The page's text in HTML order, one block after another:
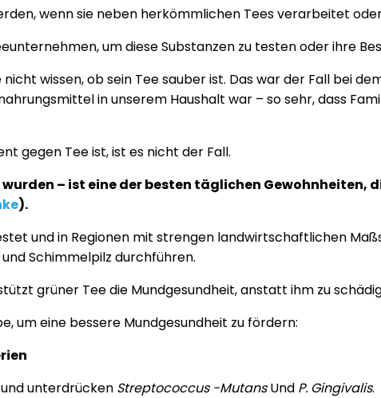
wenn sie neben herkömmlichen Tees verarbeitet
um diese Substanzen zu testen oder ihre
wissen, ob sein Tee sauber ist. Das war der Fall bei
in unserem Haushalt war – so sehr, dass
gegen Tee ist, ist es nicht der Fall.
– ist eine der besten täglichen Gewohnheiten,
).
und in Regionen mit strengen landwirtschaftlichen
Schimmelpilz durchführen.
grüner Tee die Mundgesundheit, anstatt ihm zu
um eine bessere Mundgesundheit zu fördern:
unterdrücken Streptococcus -MutansUnd P. Gingivalis.